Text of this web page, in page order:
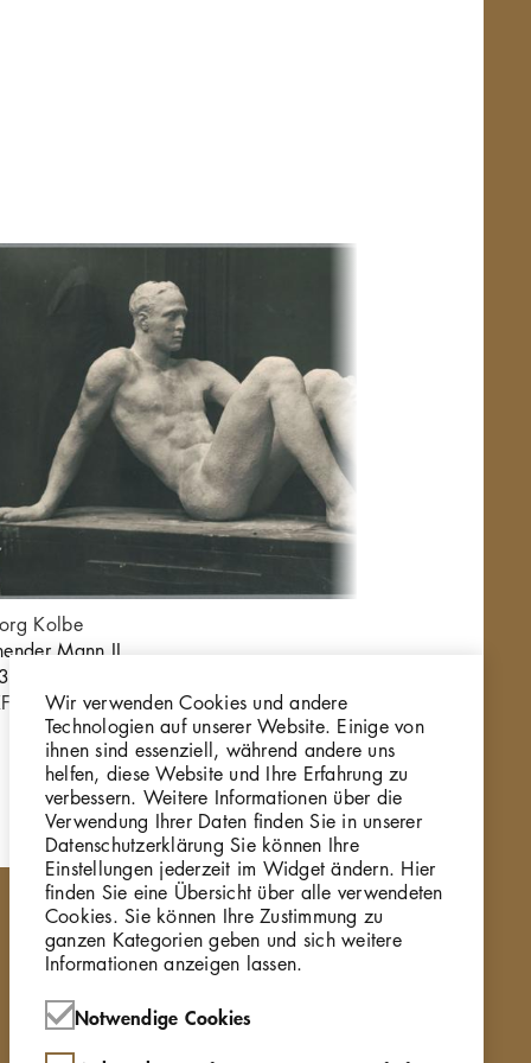
Kolbe
Mann II,
42, Gips
0511_002
Wir verwenden Cookies und andere
Technologien auf unserer Website. Einige von
ihnen sind essenziell, während andere uns
helfen, diese Website und Ihre Erfahrung zu
verbessern. Weitere Informationen über die
Verwendung Ihrer Daten finden Sie in unserer
Datenschutzerklärung Sie können Ihre
Einstellungen jederzeit im Widget ändern. Hier
finden Sie eine Übersicht über alle verwendeten
Cookies. Sie können Ihre Zustimmung zu
ganzen Kategorien geben und sich weitere
Informationen anzeigen lassen.
Notwendige Cookies